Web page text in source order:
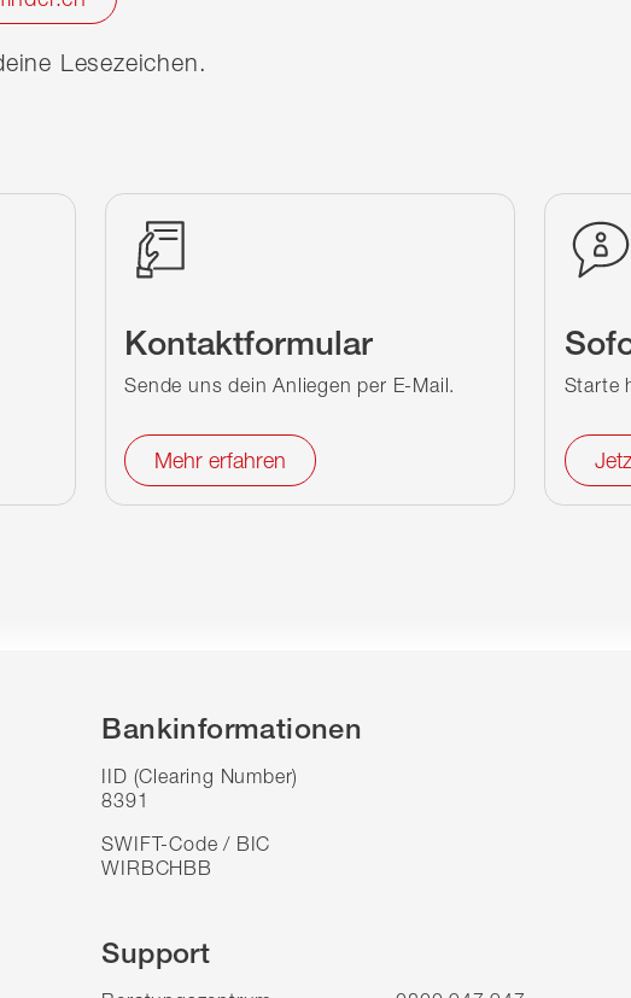
Lesezeichen.
Kontaktformular
Sende uns dein Anliegen per E-Mail.
Mehr erfahren
Starte
Bankinformationen
IID (Clearing Number)
8391
SWIFT-Code / BIC
WIRBCHBB
Support